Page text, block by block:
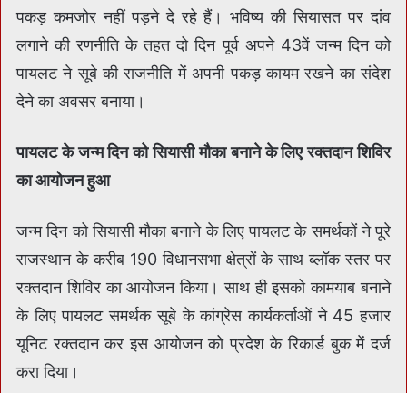
पकड़ कमजोर नहीं पड़ने दे रहे हैं। भविष्य की सियासत पर दांव
लगाने की रणनीति के तहत दो दिन पूर्व अपने 43वें जन्म दिन को
पायलट ने सूबे की राजनीति में अपनी पकड़ कायम रखने का संदेश
देने का अवसर बनाया।
पायलट के जन्म दिन को सियासी मौका बनाने के लिए रक्तदान शिविर
का आयोजन हुआ
जन्म दिन को सियासी मौका बनाने के लिए पायलट के समर्थकों ने पूरे
राजस्थान के करीब 190 विधानसभा क्षेत्रों के साथ ब्लॉक स्तर पर
रक्तदान शिविर का आयोजन किया। साथ ही इसको कामयाब बनाने
के लिए पायलट समर्थक सूबे के कांग्रेस कार्यकर्ताओं ने 45 हजार
यूनिट रक्तदान कर इस आयोजन को प्रदेश के रिकार्ड बुक में दर्ज
करा दिया।